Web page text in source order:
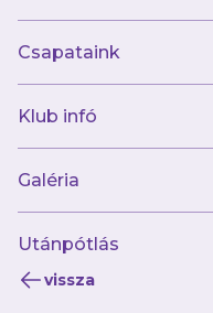
Csapataink
Klub infó
Galéria
Utánpótlás
vissza